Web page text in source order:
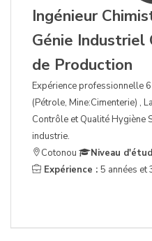
Ingénieur
Génie Industriel
de Production
Expérience professionnelle
(Pétrole, Mine:Cimenterie) ,
Contrôle et Qualité Hygiène
industrie.
Cotonou
Niveau
Expérience : 5 années et